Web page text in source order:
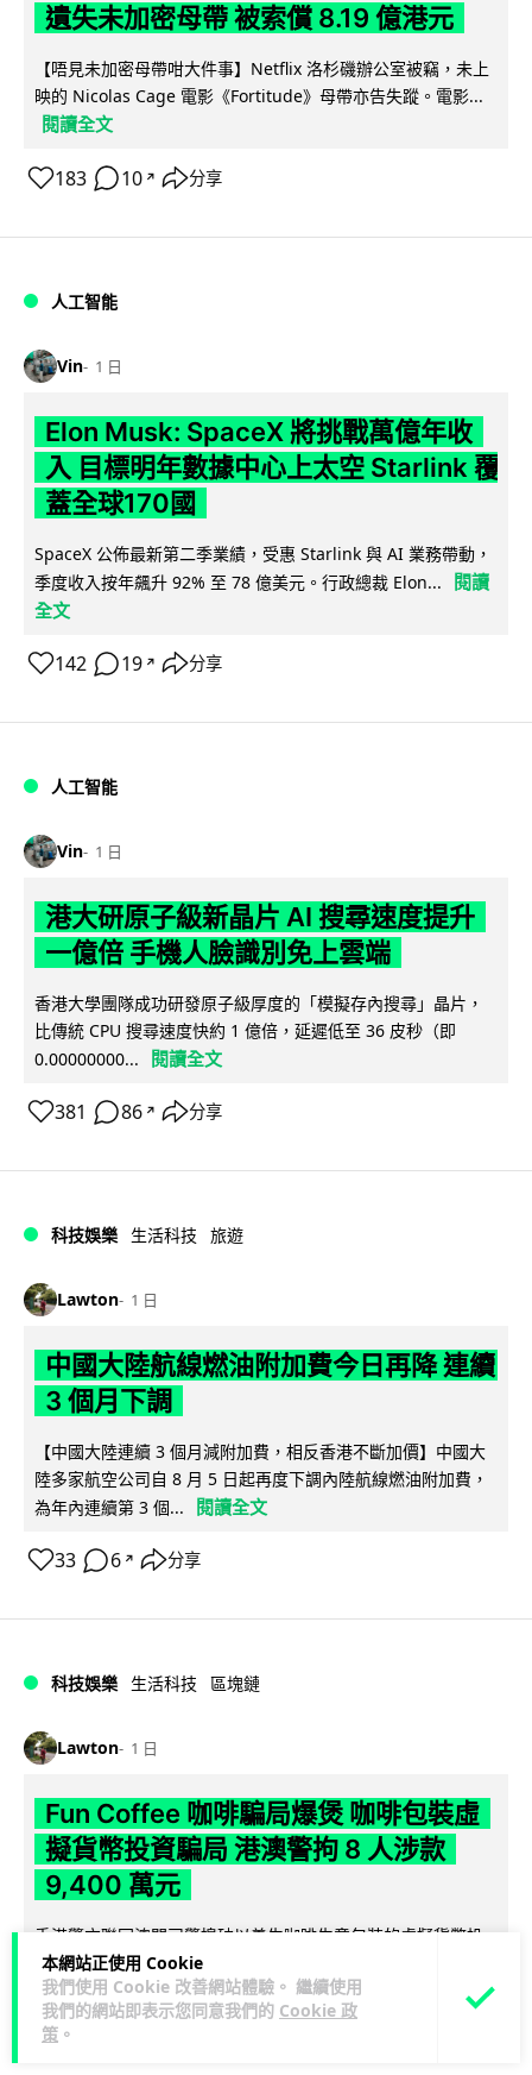
本網站正使用 Cookie
我們使用 Cookie 改善網站體驗。 繼續使用
我們的網站即表示您同意我們的 Cookie 政
策 。
遺失未加密母帶 被索償 8.19 億港元
【唔見未加密母帶咁大件事】Netflix 洛杉磯辦公室被竊，未上
映的 Nicolas Cage 電影《Fortitude》母帶亦告失蹤。電影...
閱讀全文
183 10 ↗ 分享
人工智能
Vin 1 日
Elon Musk: SpaceX 將挑戰萬億年收
入 目標明年數據中心上太空 Starlink 覆
蓋全球170國
SpaceX 公佈最新第二季業績，受惠 Starlink 與 AI 業務帶動，
季度收入按年飆升 92% 至 78 億美元。行政總裁 Elon...
閱讀
全文
142 19 ↗ 分享
人工智能
Vin 1 日
港大研原子級新晶片 AI 搜尋速度提升
一億倍 手機人臉識別免上雲端
香港大學團隊成功研發原子級厚度的「模擬存內搜尋」晶片，
比傳統 CPU 搜尋速度快約 1 億倍，延遲低至 36 皮秒（即
0.00000000...
閱讀全文
381 86 ↗ 分享
科技娛樂 生活科技 旅遊
Lawton 1 日
中國大陸航線燃油附加費今日再降 連續
3 個月下調
【中國大陸連續 3 個月減附加費，相反香港不斷加價】中國大
陸多家航空公司自 8 月 5 日起再度下調內陸航線燃油附加費，
為年內連續第 3 個...
閱讀全文
33 6 ↗ 分享
科技娛樂 生活科技 區塊鏈
Lawton 1 日
Fun Coffee 咖啡騙局爆煲 咖啡包裝虛
擬貨幣投資騙局 港澳警拘 8 人涉款
9,400 萬元
香港警方聯同澳門司警搗破以養生咖啡生意包裝的虛擬貨幣投
資騙局 Fun Coffee，兩地共拘捕 8 人，接獲逾 200 宗舉報，涉
款 9,4... 閱讀全文
119